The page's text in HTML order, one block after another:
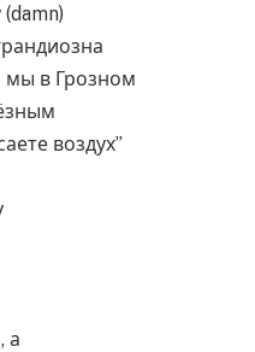
мы в Грозном
воздух”
а